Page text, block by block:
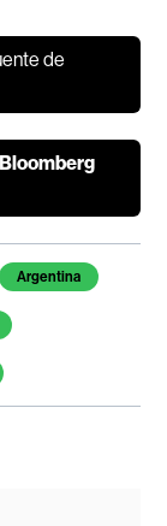
de
Bloomberg
Argentina